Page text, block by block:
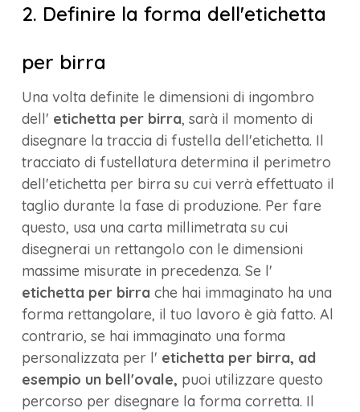
2. Definire la forma dell'etichetta
per birra
Una volta definite le dimensioni di ingombro
dell' etichetta per birra, sarà il momento di
disegnare la traccia di fustella dell'etichetta. Il
tracciato di fustellatura determina il perimetro
dell'etichetta per birra su cui verrà effettuato il
taglio durante la fase di produzione. Per fare
questo, usa una carta millimetrata su cui
disegnerai un rettangolo con le dimensioni
massime misurate in precedenza. Se l'
etichetta per birra che hai immaginato ha una
forma rettangolare, il tuo lavoro è già fatto. Al
contrario, se hai immaginato una forma
personalizzata per l' etichetta per birra, ad
esempio un bell'ovale, puoi utilizzare questo
percorso per disegnare la forma corretta. Il